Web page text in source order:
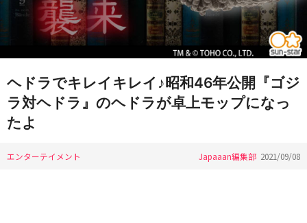
ヘドラでキレイキレイ♪昭和46年公開『ゴジ
ラ対ヘドラ』のヘドラが卓上モップになっ
たよ
エンターテイメント Japaaan編集部 2021/09/08